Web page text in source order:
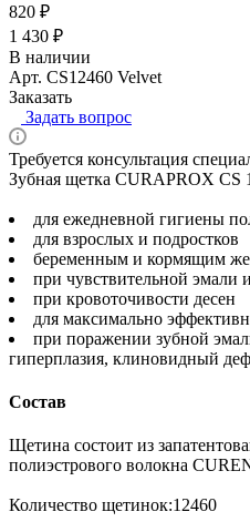
820 ₽
1 430 ₽
В наличии
Арт. CS12460 Velvet
Заказать
Задать вопрос
Требуется консультация
Зубная щетка CURAPROX CS
для ежедневной гигиены
для взрослых и подростков
беременным и кормящим
при чувствительной эмали
при кровоточивости десен
для максимально
при поражении зубной
гиперплазия, клиновидный
Состав
Щетина состоит из
полиэстрового волокна
Количество щетинок:12460